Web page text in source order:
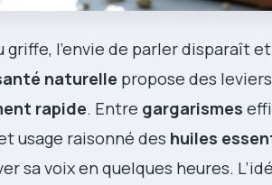
l’envie de parler disparaît
naturelle propose des
rapide. Entre gargarismes
usage raisonné des huiles
sa voix en quelques heures.